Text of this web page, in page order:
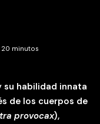
minutos
su habilidad innata
de los cuerpos de
provocax),